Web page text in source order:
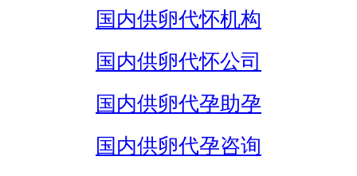
国内供卵代怀机构
国内供卵代怀公司
国内供卵代孕助孕
国内供卵代孕咨询